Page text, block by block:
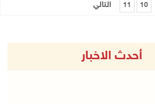
10
11 التالي
أحدث الاخبار